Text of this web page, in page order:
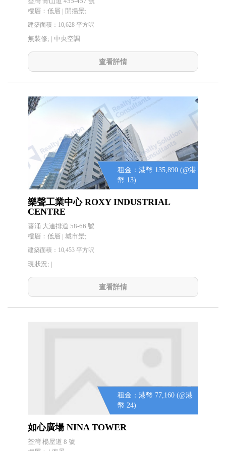
樓層：低層 | 開揚景;
建築面積：10,628 平方呎
無裝修; | 中央空調
查看詳情
租金：港幣 135,890 (@港
幣 13)
樂聲工業中心 ROXY INDUSTRIAL
CENTRE
葵涌 大連排道 58-66 號
樓層：低層 | 城市景;
建築面積：10,453 平方呎
現狀況; |
查看詳情
租金：港幣 77,160 (@港
幣 24)
如心廣場 NINA TOWER
荃灣 楊屋道 8 號